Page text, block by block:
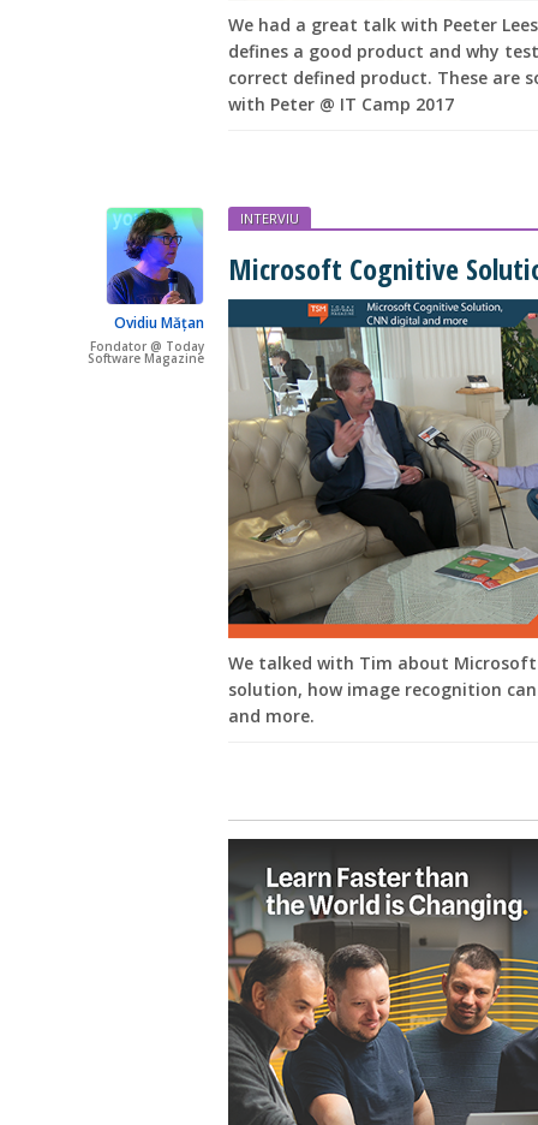
We had a great talk with Peeter
defines a good product and why
correct defined product. These are
with Peter @ IT Camp 2017
Ovidiu Mățan
Fondator @ Today
Software Magazine
INTERVIU
Microsoft Cognitive
We talked with Tim about
solution, how image recognition
and more.